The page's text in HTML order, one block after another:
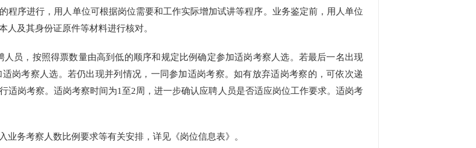
程序进行，用人单位可根据岗位需要和工作实际增加试讲等程序。业务鉴定前，用人单位
人及其身份证原件等材料进行核对。
，按照得票数量由高到低的顺序和规定比例确定参加适岗考察人选。若最后一名出现
岗考察人选。若仍出现并列情况，一同参加适岗考察。如有放弃适岗考察的，可依次递
适岗考察。适岗考察时间为1至2周，进一步确认应聘人员是否适应岗位工作要求。适岗考
务考察人数比例要求等有关安排，详见《岗位信息表》。